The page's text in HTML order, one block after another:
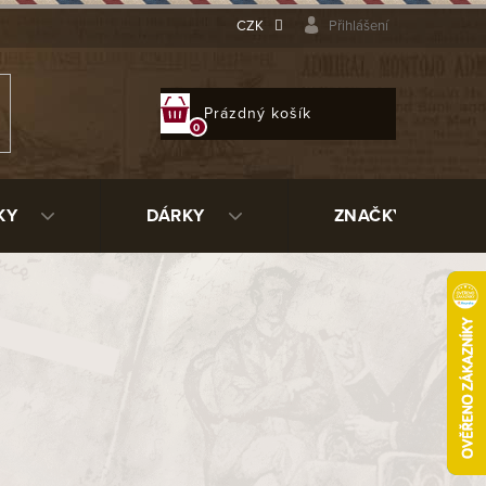
CZK Přihlášení
KOŠÍK
Prázdný košík
DÁRKY ZNAČKY